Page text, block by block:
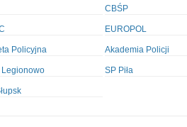
CBŚP
EUROPOL
Policyjna Akademia Policji
Legionowo SP Piła